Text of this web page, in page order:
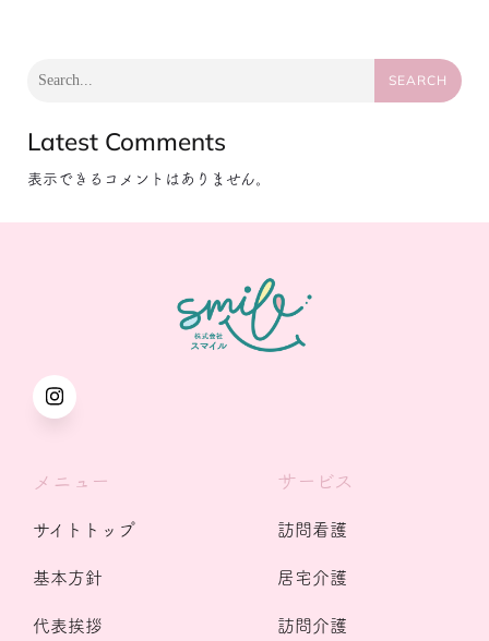
SEARCH
Latest Comments
表示できるコメントはありません。
メニュー
サイトトップ
基本方針
代表挨拶
サービス
訪問看護
居宅介護
訪問介護